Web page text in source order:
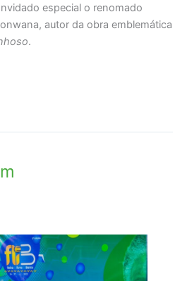
especial o renomado
autor da obra emblemática
.